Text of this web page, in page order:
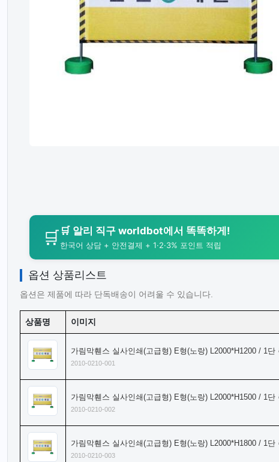
🛒 🛒 알리 직구 worldbot에서 똑똑하게!
한국어 상담 + 안전결제 + 1·2·3% 포인트 적립
옵션 상품리스트
옵션은 제품에 따라 단독배송이 어려울 수 있습니다.
상품명 이미지
가림막휀스 실사인쇄(고급형) E형(노랑) L2000*H1200 / 1단
2010-0210-001
가림막휀스 실사인쇄(고급형) E형(노랑) L2000*H1500 / 1단
2010-0210-002
가림막휀스 실사인쇄(고급형) E형(노랑) L2000*H1800 / 1단
2010-0210-003